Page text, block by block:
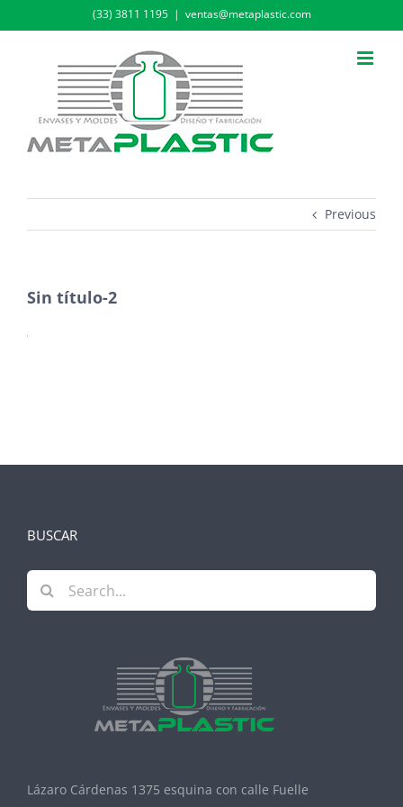
(33) 3811 1195 | ventas@metaplastic.com
Previous
Sin título-2
BUSCAR
Search
for:
Lázaro Cárdenas 1375 esquina con calle Fuelle